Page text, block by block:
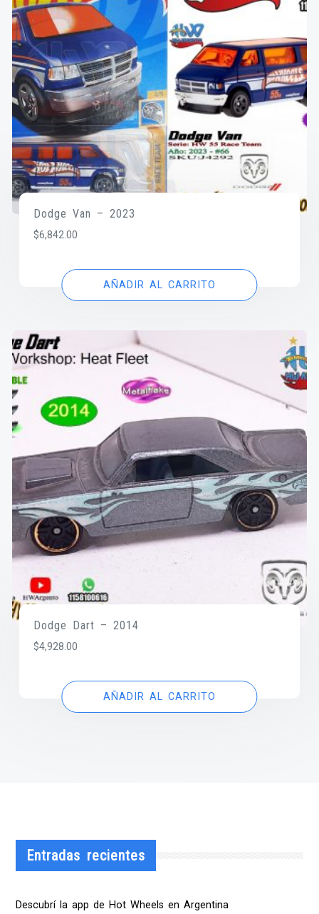
Dodge Van – 2023
$6,842.00
AÑADIR AL CARRITO
Dodge Dart – 2014
$4,928.00
AÑADIR AL CARRITO
Entradas recientes
Descubrí la app de Hot Wheels en Argentina